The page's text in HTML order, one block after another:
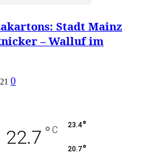
Stadt Mainz
– Walluf im
0
22.7 ° C 23.4°
20.7°